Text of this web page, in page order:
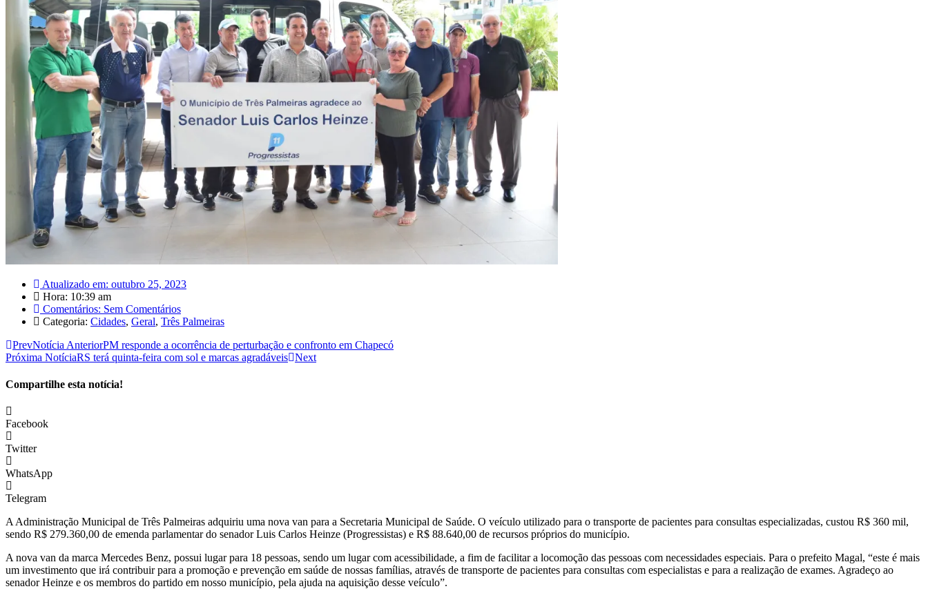
Atualizado em: outubro 25, 2023
Hora: 10:39 am
Comentários: Sem Comentários
Categoria: Cidades, Geral, Três Palmeiras
PrevNotícia AnteriorPM responde a ocorrência de perturbação e confronto em Chapecó
Próxima NotíciaRS terá quinta-feira com sol e marcas agradáveis Next
Compartilhe esta notícia!
Facebook
Twitter
WhatsApp
Telegram
A Administração Municipal de Três Palmeiras adquiriu uma nova van para a Secretaria Municipal de Saúde. O veículo utilizado para o transporte de pacientes para consultas especializadas, custou R$ 360 mil,
sendo R$ 279.360,00 de emenda parlamentar do senador Luis Carlos Heinze (Progressistas) e R$ 88.640,00 de recursos próprios do município.
A nova van da marca Mercedes Benz, possui lugar para 18 pessoas, sendo um lugar com acessibilidade, a fim de facilitar a locomoção das pessoas com necessidades especiais. Para o prefeito Magal, “este é mais
um investimento que irá contribuir para a promoção e prevenção em saúde de nossas famílias, através de transporte de pacientes para consultas com especialistas e para a realização de exames. Agradeço ao
senador Heinze e os membros do partido em nosso município, pela ajuda na aquisição desse veículo”.